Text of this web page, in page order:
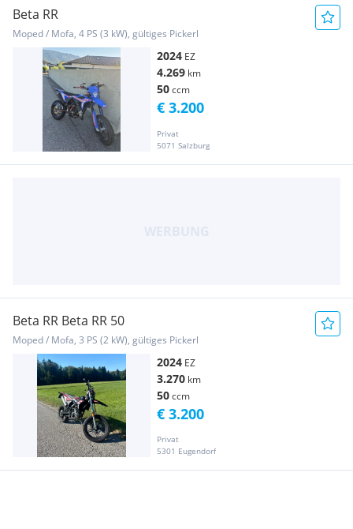
Beta RR
Moped / Mofa, 4 PS (3 kW), gültiges Pickerl
2024 EZ
4.269 km
50ccm
Privat
5071 Salzburg
€ 3.200
Beta RR Beta RR 50
Moped / Mofa, 3 PS (2 kW), gültiges Pickerl
2024 EZ
3.270 km
50ccm
Privat
5301 Eugendorf
€ 3.200